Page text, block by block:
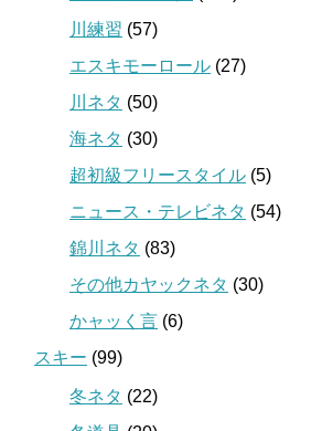
川練習 (57)
エスキモーロール (27)
川ネタ (50)
海ネタ (30)
超初級フリースタイル (5)
ニュース・テレビネタ (54)
錦川ネタ (83)
その他カヤックネタ (30)
かャッく言 (6)
スキー (99)
冬ネタ (22)